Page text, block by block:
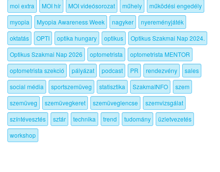
moi extra
MOI hír MOI videósorozat műhely
működési engedély
myopia
Myopia Awareness Week nagyker
nyereményjáték
oktatás
OPTI optika hungary optikus
Optikus Szakmai Nap 2024.
Optikus Szakmai Nap 2026
optometrista
optometrista MENTOR
optometrista szekció
pályázat podcast PR rendezvény
sales
social média
sportszemüveg statisztika SzakmaINFO
szem
szemüveg
szemüvegkeret szemüveglencse
szemvizsgálat
színtévesztés
sztár technika trend tudomány
üzletvezetés
workshop